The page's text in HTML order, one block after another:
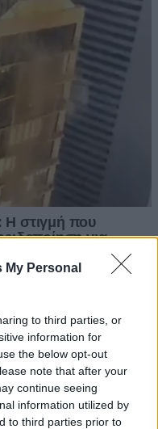
My Personal
to third parties, or
information for
the below opt-out
note that after your
continue seeing
information utilized by
to third parties prior to